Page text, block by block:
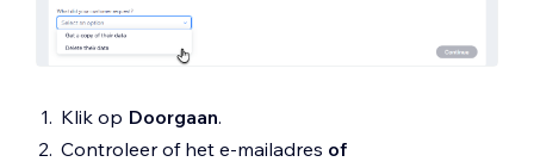
Klik op Doorgaan.
Controleer of het e-mailadres of